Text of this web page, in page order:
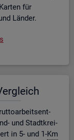
für
Län­der.
und Stadt­krei­
in 5- und 1-Km